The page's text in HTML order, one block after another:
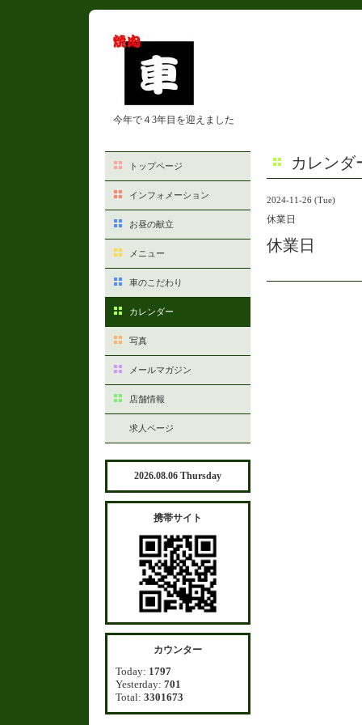
今年で４3年目を迎えました
カレンダ
2024-11-26 (Tue)
休業日
休業日
トップページ
インフォメーション
お昼の献立
メニュー
車のこだわり
カレンダー
写真
メールマガジン
店舗情報
求人ページ
2026.08.06 Thursday
携帯サイト
カウンター
Today: 1797
Yesterday: 701
Total: 3301673